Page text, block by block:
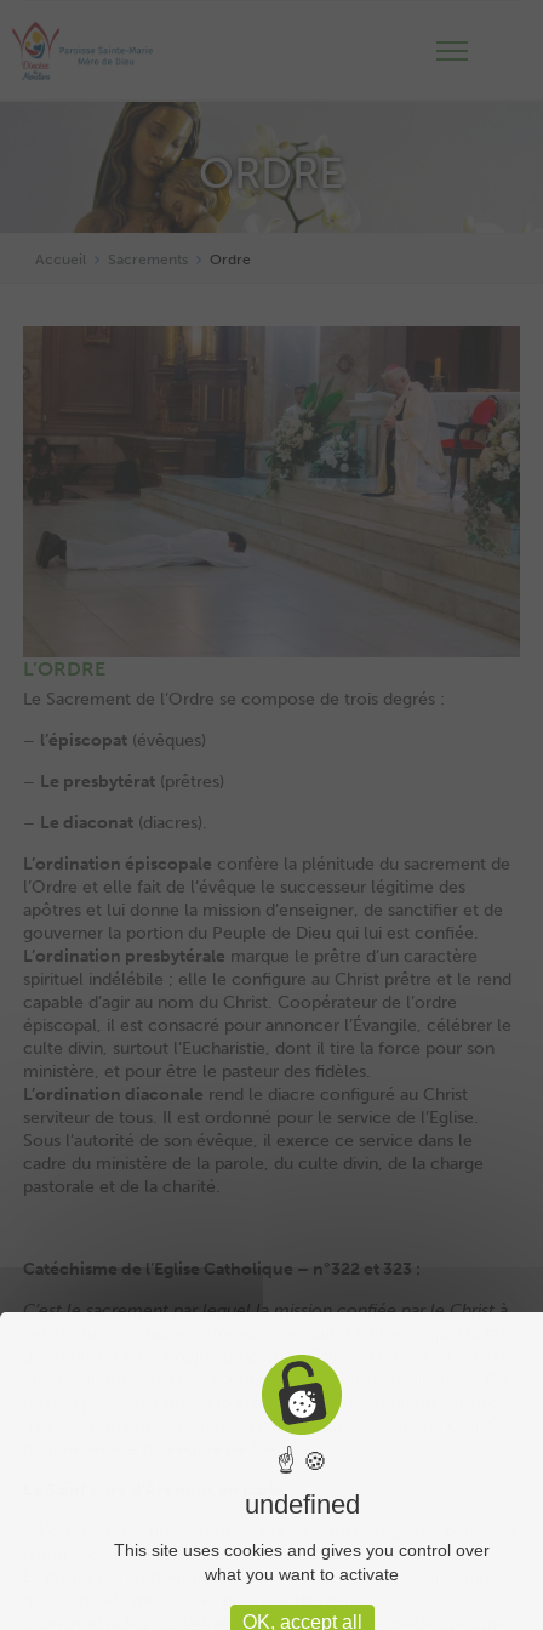
ORDRE
Accueil Sacrements Ordre
L’ORDRE
Le Sacrement de l’Ordre se compose de trois degrés :
– l’épiscopat(évêques)
– Le presbytérat(prêtres)
– Le diaconat(diacres).
L’ordination épiscopale confère la plénitude du sacrement de
l’Ordre et elle fait de l’évêque le successeur légitime des
apôtres et lui donne la mission d’enseigner, de sanctifier et de
gouverner la portion du Peuple de Dieu qui lui est confiée.
L’ordination presbytérale marque le prêtre d’un caractère
spirituel indélébile ; elle le configure au Christ prêtre et le rend
capable d’agir au nom du Christ. Coopérateur de l’ordre
épiscopal, il est consacré pour annoncer l’Évangile, célébrer le
culte divin, surtout l’Eucharistie, dont il tire la force pour son
ministère, et pour être le pasteur des fidèles.
L’ordination diaconale rend le diacre configuré au Christ
serviteur de tous. Il est ordonné pour le service de l’Eglise.
Sous l’autorité de son évêque, il exerce ce service dans le
cadre du ministère de la parole, du culte divin, de la charge
pastorale et de la charité.
Catéchisme de l’Eglise Catholique – n°322 et 323 :
C’est le sacrement par lequel la mission confiée par le Christ à
des temps. Ordre indique un corps d’Eglise, dans lequel on est
intégré au moyen d’une consécration spéciale (ordination). Par
un don particulier du Saint-Esprit, cette consécration permet
d’exercer un pouvoir sacré au nom et par l’autorité du Christ
pour le service du Peuple de Dieu.
Le Saint curé d’Ars nous en parle :
parmi vous et c’est un sacrement qui regarde tout le monde.
Le prêtre est un homme qui tient la place de Dieu, un homme
qui est revêtu de tous les pouvoirs de Dieu.
Si on avait la Foi, on verrait Dieu caché dans le prêtre comme
☝ 🍪
undefined
This site uses cookies and gives you control over
what you want to activate
OK, accept all